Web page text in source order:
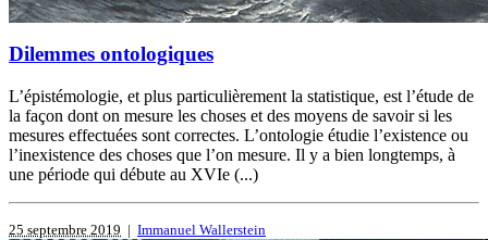
Dilemmes ontologiques
L’épistémologie, et plus particulièrement la statistique, est l’étude de
la façon dont on mesure les choses et des moyens de savoir si les
mesures effectuées sont correctes. L’ontologie étudie l’existence ou
l’inexistence des choses que l’on mesure. Il y a bien longtemps, à
une période qui débute au XVIe (...)
25 septembre 2019 | Immanuel Wallerstein